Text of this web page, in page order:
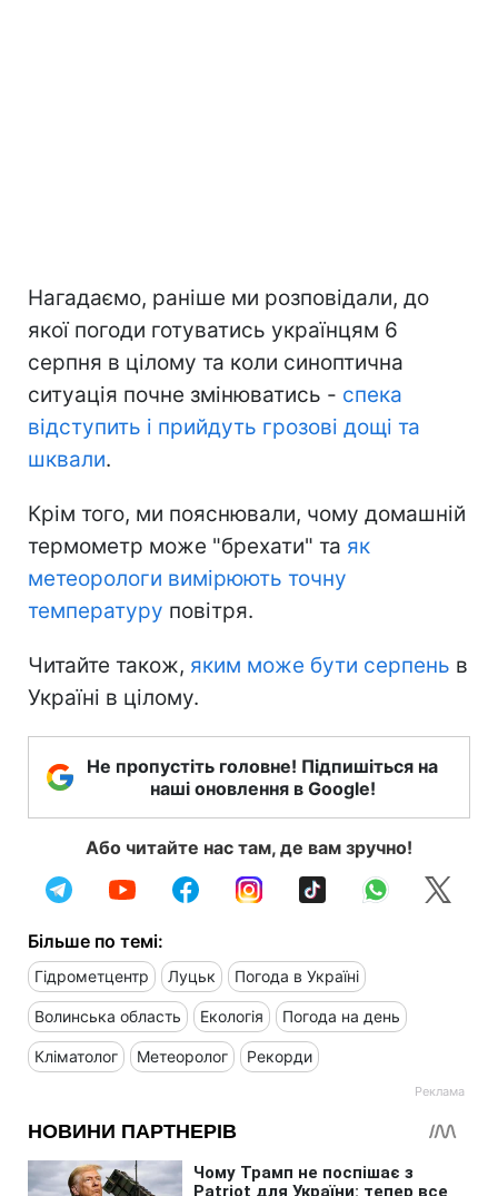
Нагадаємо, раніше ми розповідали, до
якої погоди готуватись українцям 6
серпня в цілому та коли синоптична
ситуація почне змінюватись - спека
відступить і прийдуть грозові дощі та
шквали.
Крім того, ми пояснювали, чому домашній
термометр може "брехати" та як
метеорологи вимірюють точну
температуру повітря.
Читайте також, яким може бути серпень в
Україні в цілому.
Не пропустіть головне! Підпишіться на
наші оновлення в Google!
Або читайте нас там, де вам зручно!
Більше по темі:
Гідрометцентр Луцьк Погода в Україні
Волинська область Екологія Погода на день
Кліматолог Метеоролог Рекорди